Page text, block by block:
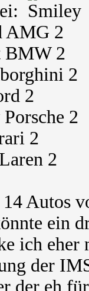
AMG 2
BMW 2
2
2
2
2
2
14 Autos
ein
ich eher
der
der eh